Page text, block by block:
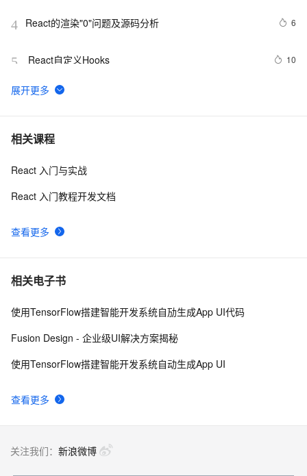
4 React的渲染"0"问题及源码分析 6
5 React自定义Hooks 10
6 React-router-dom实现全局路由登陆拦截
7 【郑州研发中心】react-router实现权限控制小记
8 前端学习笔记202307学习笔记第六十三天-react性能优
相关课程
查看更多
React 入门与实战
React 入门教程开发文档
相关电子书
查看更多
使用TensorFlow搭建智能开发系统自劢生成App UI代码
Fusion Design - 企业级UI解决方案揭秘
使用TensorFlow搭建智能开发系统自动生成App UI
关注我们： 新浪微博